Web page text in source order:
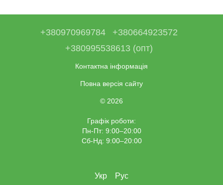
+380970969784
+380664923572
+380995538613 (опт)
Контактна інформація
Повна версія сайту
© 2026
Графік роботи:
Пн-Пт: 9:00–20:00
Сб-Нд: 9:00–20:00
Укр Рус